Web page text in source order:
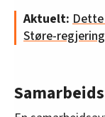
Aktuelt: Dette
Støre-